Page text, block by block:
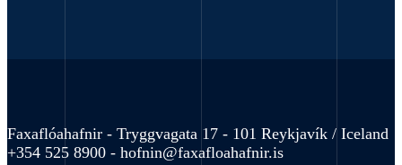
Faxaflóahafnir - Tryggvagata 17 - 101 Reykjavík / Iceland
+354 525 8900 - hofnin@faxafloahafnir.is